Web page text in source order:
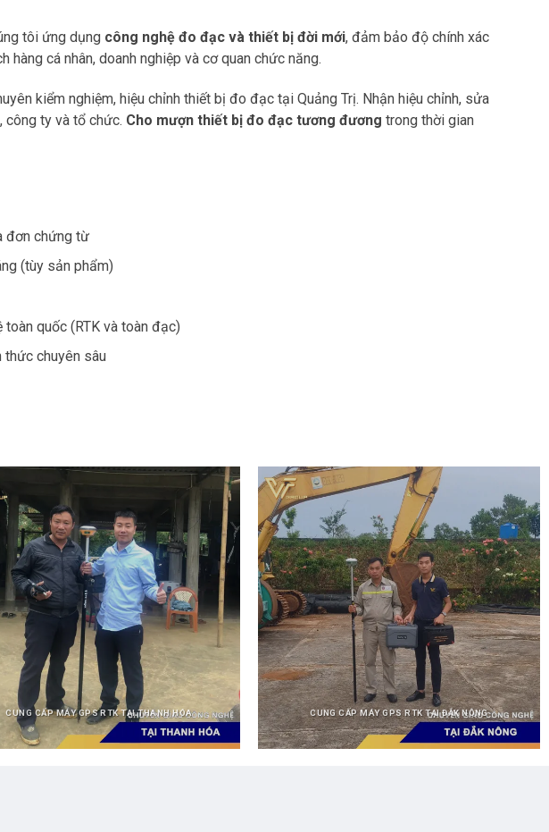
tôi ứng dụng công nghệ đo đạc và thiết bị đời mới, đảm bảo độ chính xác
cá nhân, doanh nghiệp và cơ quan chức năng.
kiểm nghiệm, hiệu chỉnh thiết bị đo đạc tại Quảng Trị. Nhận hiệu chỉnh, sửa
công ty và tổ chức. Cho mượn thiết bị đo đạc tương đương trong thời gian
đơn chứng từ
(tùy sản phẩm)
quốc (RTK và toàn đạc)
chuyên sâu
CUNG CẤP MÁY GPS RTK TẠI THANH HÓA CUNG CẤP MÁY GPS RTK TẠI ĐẮK NÔNG